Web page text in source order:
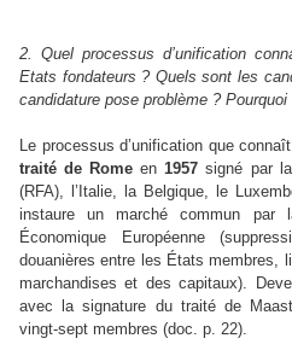
2. Quel processus d’unification
Etats fondateurs ? Quels sont les
candidature pose problème ? Pourquoi
Le processus d’unification que
traité de Rome en1957 signé par
(RFA), l’Italie, la Belgique, le
instaure un marché commun par
Économique Européenne
douanières entre les États membres,
marchandises et des capitaux).
avec la signature du traité de
vingt-sept membres (doc. p. 22).